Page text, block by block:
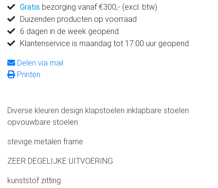
Gratis bezorging vanaf €300,- (excl. btw)
Duizenden producten op voorraad
6 dagen in de week geopend
Klantenservice is maandag tot 17:00 uur geopend
Delen via mail
Printen
Diverse kleuren design klapstoelen inklapbare stoelen
opvouwbare stoelen
stevige metalen frame
ZEER DEGELIJKE UITVOERING
kunststof zitting